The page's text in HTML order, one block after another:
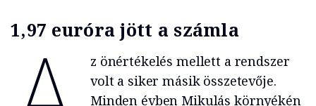
1,97 euróra jött a számla
z önértékelés mellett a rendszer
volt a siker másik összetevője.
Minden évben Mikulás környékén